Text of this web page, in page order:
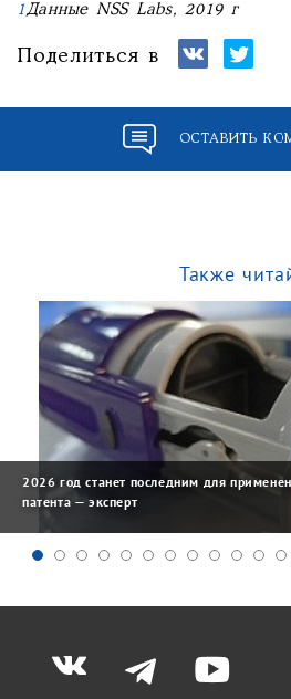
1Данные NSS Labs, 2019 г
Поделиться в
ОСТАВИТЬ
Также
2026 год станет последним для
патента — эксперт